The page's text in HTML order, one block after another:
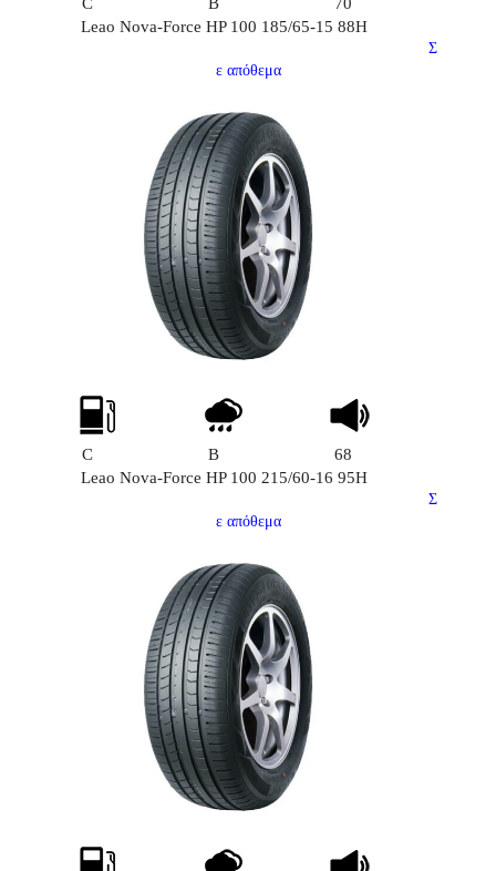
Leao Nova-Force HP 100 185/65-15 88H
Σ
ε απόθεμα
C B
68
Leao Nova-Force HP 100 215/60-16 95H
Σ
ε απόθεμα